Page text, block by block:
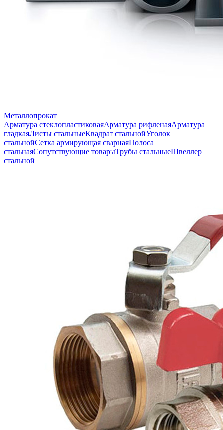
Металлопрокат
Арматура стеклопластиковаяАрматура рифленаяАрматура
гладкаяЛисты стальныеКвадрат стальнойУголок
стальнойСетка армирующая сварнаяПолоса
стальнаяСопутствующие товарыТрубы стальныеШвеллер
стальной